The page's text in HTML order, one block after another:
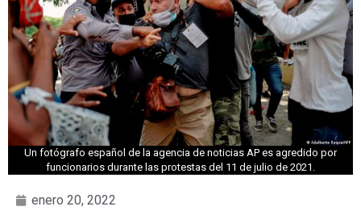
Un fotógrafo español de la agencia de noticias AP es agredido por
funcionarios durante las protestas del 11 de julio de 2021.
enero 20, 2022